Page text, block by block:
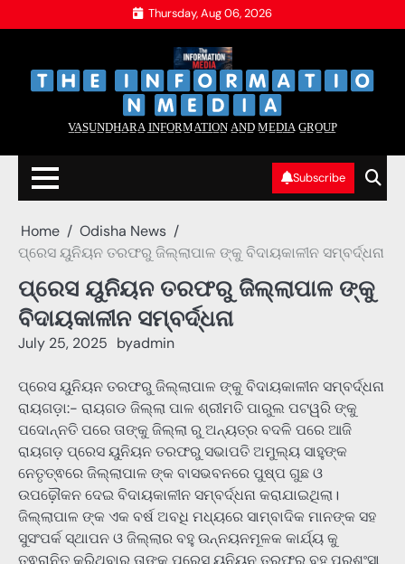
to
Thursday, Aug 06, 2026
V̲A̲S̲U̲N̲D̲H̲A̲R̲A̲ I̲N̲F̲O̲R̲M̲A̲T̲I̲O̲N̲ A̲N̲D̲ M̲E̲D̲I̲A̲ G̲R̲O̲U̲P̲
Subscribe
Home
Odisha News
ପ୍ରେସ ୟୁନିୟନ ତରଫରୁ ଜିଲ୍ଲାପାଳ ଙ୍କୁ ବିଦାୟକାଳୀନ ସମ୍ବର୍ଦ୍ଧନା
ପ୍ରେସ ୟୁନିୟନ ତରଫରୁ ଜିଲ୍ଲାପାଳ ଙ୍କୁ
ବିଦାୟକାଳୀନ ସମ୍ବର୍ଦ୍ଧନା
July 25, 2025 byadmin
ପ୍ରେସ ୟୁନିୟନ ତରଫରୁ ଜିଲ୍ଲାପାଳ ଙ୍କୁ ବିଦାୟକାଳୀନ ସମ୍ବର୍ଦ୍ଧନା
ରାୟଗଡ଼ା:- ରାୟଗଡ ଜିଲ୍ଲା ପାଳ ଶ୍ରୀମତି ପାରୁଲ ପଟୱରି ଙ୍କୁ
ପଦୋନ୍ନତି ପରେ ତାଙ୍କୁ ଜିଲ୍ଲା ରୁ ଅନ୍ୟତ୍ର ବଦଳି ପରେ ଆଜି
ରାୟଗଡ଼ ପ୍ରେସ ୟୁନିୟନ ତରଫରୁ ସଭାପତି ଅମୁଲ୍ୟ ସାହୁଙ୍କ
ନେତୃତ୍ଵରେ ଜିଲ୍ଲାପାଳ ଙ୍କ ବାସଭବନରେ ପୁଷ୍ପ ଗୁଛ ଓ
ଉପଢ଼ୌକନ ଦେଇ ବିଦାୟକାଳୀନ ସମ୍ବର୍ଦ୍ଧନା କରାଯାଇଥିଲା।
ଜିଲ୍ଲାପାଳ ଙ୍କ ଏକ ବର୍ଷ ଅବଧି ମଧ୍ୟରେ ସାମ୍ବାଦିକ ମାନଙ୍କ ସହ
ସୁସଂପର୍କ ସ୍ଥାପନ ଓ ଜିଲ୍ଲାର ବହୁ ଉନ୍ନୟନମୂଳକ କାର୍ଯ୍ୟ କୁ
ତ୍ଵରାନିତ କରିଥିବାରୁ ତାଙ୍କୁ ପ୍ରେସ ୟୁନିୟନ ତରଫରୁ ବହୁ ପ୍ରଶଂସା